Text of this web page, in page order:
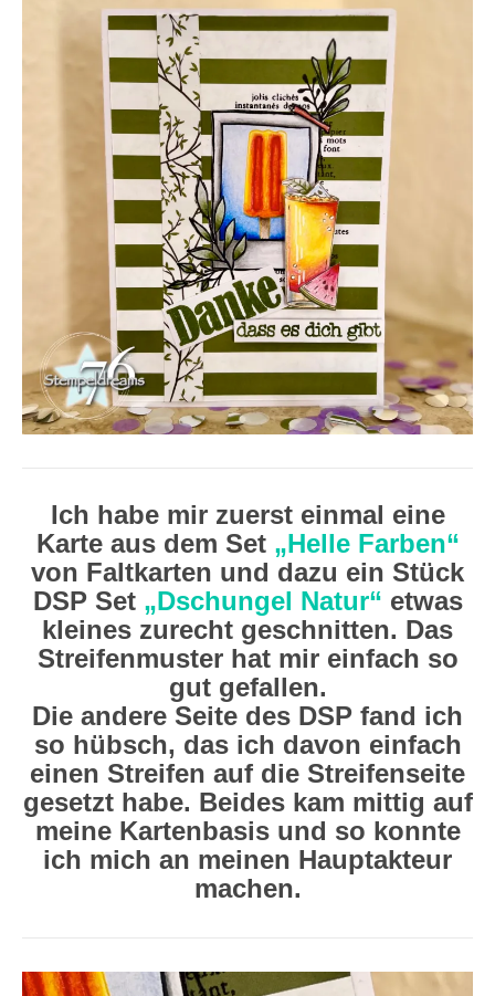
Ich habe mir zuerst einmal eine
Karte aus dem Set „Helle Farben“
von Faltkarten und dazu ein Stück
DSP Set „Dschungel Natur“ etwas
kleines zurecht geschnitten. Das
Streifenmuster hat mir einfach so
gut gefallen.
Die andere Seite des DSP fand ich
so hübsch, das ich davon einfach
einen Streifen auf die Streifenseite
gesetzt habe. Beides kam mittig auf
meine Kartenbasis und so konnte
ich mich an meinen Hauptakteur
machen.